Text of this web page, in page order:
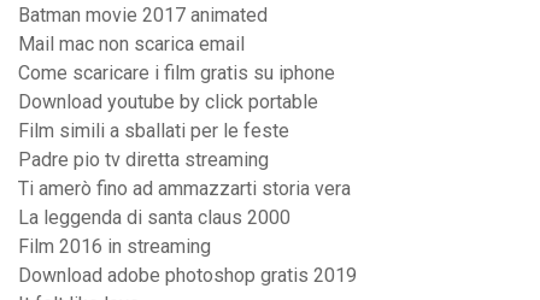
Batman movie 2017 animated
Mail mac non scarica email
Come scaricare i film gratis su iphone
Download youtube by click portable
Film simili a sballati per le feste
Padre pio tv diretta streaming
Ti amerò fino ad ammazzarti storia vera
La leggenda di santa claus 2000
Film 2016 in streaming
Download adobe photoshop gratis 2019